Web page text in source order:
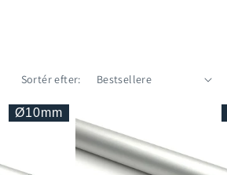
Sortér efter:
Ø10mm